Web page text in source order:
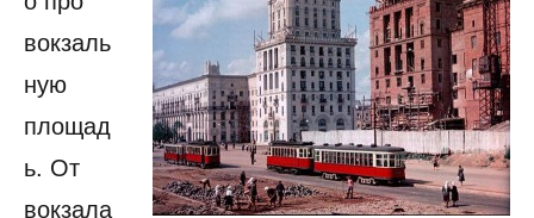
вокзаль
ную
площад
ь. От
вокзала